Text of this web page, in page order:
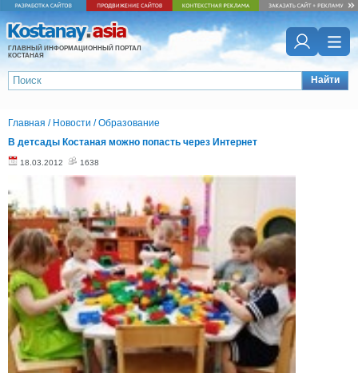
ГЛАВНЫЙ ИНФОРМАЦИОННЫЙ ПОРТАЛ
КОСТАНАЯ
Найти
Главная / Новости /Образование
В детсады Костаная можно попасть через Интернет
18.03.2012 1638